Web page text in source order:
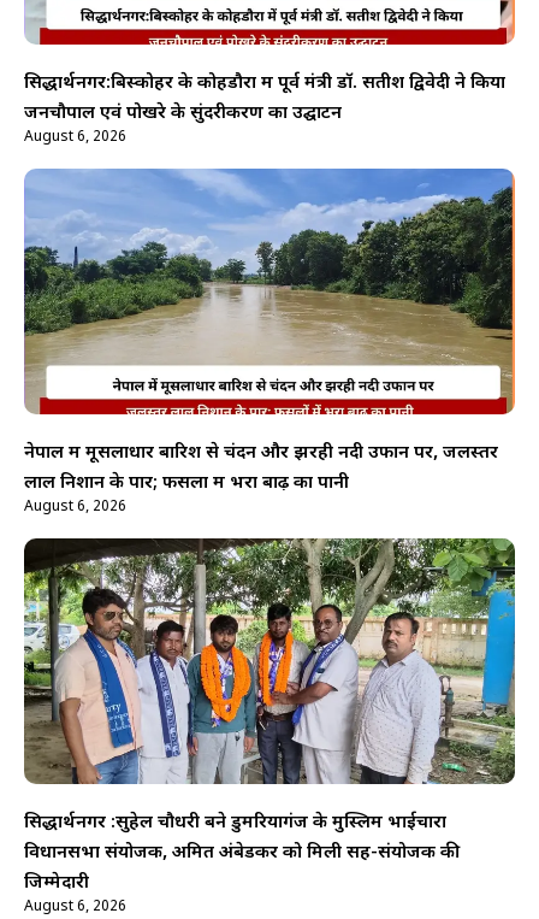
सिद्धार्थनगर:बिस्कोहर के कोहडौरा में पूर्व मंत्री डॉ. सतीश द्विवेदी ने किया
जनचौपाल एवं पोखरे के सुंदरीकरण का उद्घाटन
August 6, 2026
नेपाल में मूसलाधार बारिश से चंदन और झरही नदी उफान पर, जलस्तर
लाल निशान के पार; फसलों में भरा बाढ़ का पानी
August 6, 2026
सिद्धार्थनगर :सुहेल चौधरी बने डुमरियागंज के मुस्लिम भाईचारा
विधानसभा संयोजक, अमित अंबेडकर को मिली सह-संयोजक की
जिम्मेदारी
August 6, 2026